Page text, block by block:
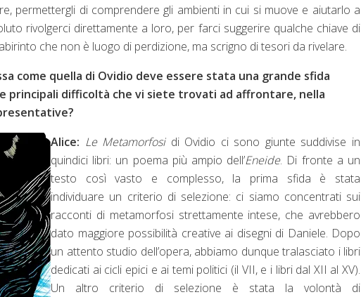
permettergli di comprendere gli ambienti in cui si muove e aiutarlo a
rivolgerci direttamente a loro, per farci suggerire qualche chiave di
che non è luogo di perdizione, ma scrigno di tesori da rivelare.
come quella di Ovidio deve essere stata una grande sfida
principali difficoltà che vi siete trovati ad affrontare, nella
Alice: Le Metamorfosidi Ovidio ci sono giunte suddivise in
quindici libri: un poema più ampio dell’Eneide. Di fronte a un
testo così vasto e complesso, la prima sfida è stata
individuare un criterio di selezione: ci siamo concentrati sui
racconti di metamorfosi strettamente intese, che avrebbero
dato maggiore possibilità creative ai disegni di Daniele. Dopo
un attento studio dell’opera, abbiamo dunque tralasciato i libri
dedicati ai cicli epici e ai temi politici (il VII, e i libri dal XII al XV).
Un altro criterio di selezione è stata la volontà di